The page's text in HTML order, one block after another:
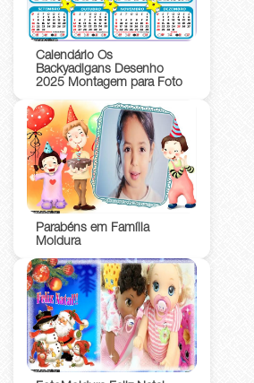
Calendário Os
Backyadigans Desenho
2025 Montagem para Foto
Parabéns em Família
Moldura